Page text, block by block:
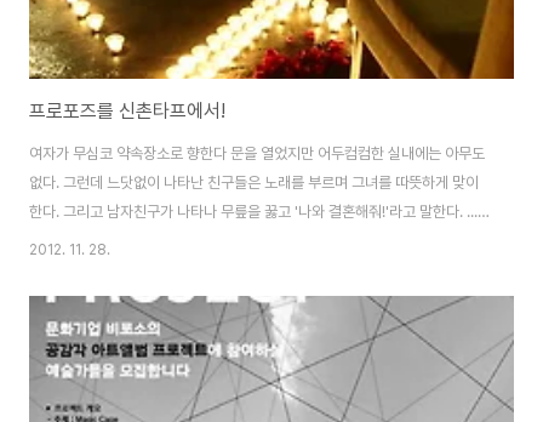
프로포즈를 신촌타프에서!
여자가 무심코 약속장소로 향한다 문을 열었지만 어두컴컴한 실내에는 아무도
없다. 그런데 느닷없이 나타난 친구들은 노래를 부르며 그녀를 따뜻하게 맞이
한다. 그리고 남자친구가 나타나 무릎을 꿇고 '나와 결혼해줘!'라고 말한다. ...
드라마를 보면 가끔 이런 장면이 나옵니다. 그럼 제법 나이를 먹을만큼 먹은 리
이라는 생각을 하기도 합니다...만. 그래도 부럽습니다. 며칠 전 신촌타프에서
이런 드라마같은 프로포즈 이벤트가 있었답니다. 몇번의 시도를 했으나 번번히
제대로 된 프로포즈를 하지 못했다는 친구들의 이야기를 듣자하니 이번 이벤트
를 준비하는 남자친구의 철두철미한 준비성에 고개가 끄덕여졌습니다. 일단 신
촌타프 내부도를 꼼꼼하게..
2012. 11. 28.